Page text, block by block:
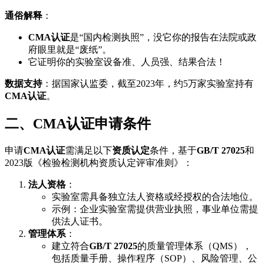
通俗解释 ：
CMA认证是“国内检测执照”，没它你的报告在法院或政
府眼里就是“废纸”。
它证明你的实验室设备准、人员强、结果合法！
数据支持：据国家认监委，截至2023年，约5万家实验室持有
CMA认证。
二、CMA认证申请条件
申请CMA认证需满足以下资质认定条件，基于GB/T 27025和
2023版《检验检测机构资质认定评审准则》：
法人资格：
实验室需具备独立法人资格或经授权的合法地位。
示例：企业实验室需提供营业执照，事业单位需提
供法人证书。
管理体系 ：
建立符合GB/T 27025的质量管理体系（QMS），
包括质量手册、操作程序（SOP）、风险管理、公